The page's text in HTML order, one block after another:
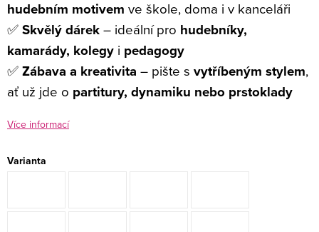
hudebním motivem ve škole, doma i v kanceláři
✅Skvělý dárek– ideální pro hudebníky,
kamarády, kolegy i pedagogy
✅Zábava a kreativita – pište s vytříbeným stylem,
ať už jde o partitury, dynamiku nebo prstoklady
Více informací
Varianta